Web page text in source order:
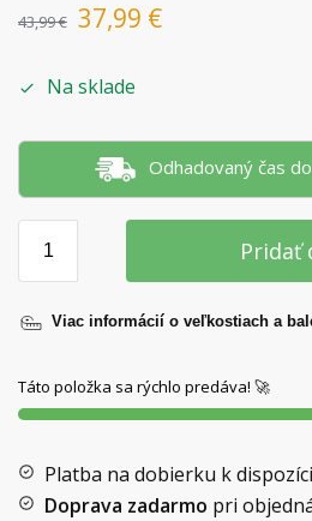
43,99€ 37,99 €
Na sklade
Odhadovaný čas
Pridať
Viac informácií o veľkostiach a
Táto položka sa rýchlo predáva! 🚀
Platba na dobierku k
Doprava zadarmo pri